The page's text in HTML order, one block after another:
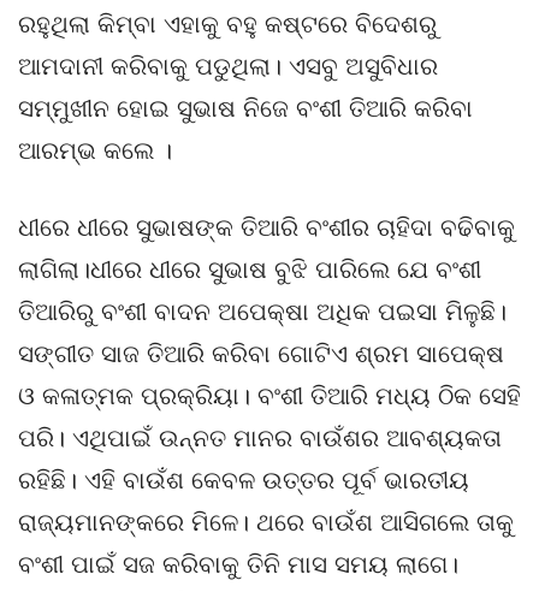
ରହୁଥିଲା କିମ୍ବା ଏହାକୁ ବହୁ କଷ୍ଟରେ ବିଦେଶରୁ
ଆମଦାନୀ କରିବାକୁ ପଡୁଥିଲା। ଏସବୁ ଅସୁବିଧାର
ସମ୍ମୁଖୀନ ହୋଇ ସୁଭାଷ ନିଜେ ବଂଶୀ ତିଆରି କରିବା
ଆରମ୍ଭ କଲେ ।
ଧୀରେ ଧୀରେ ସୁଭାଷଙ୍କ ତିଆରି ବଂଶୀର ଚାହିଦା ବଢିବାକୁ
ଲାଗିଲା।ଧୀରେ ଧୀରେ ସୁଭାଷ ବୁଝି ପାରିଲେ ଯେ ବଂଶୀ
ତିଆରିରୁ ବଂଶୀ ବାଦନ ଅପେକ୍ଷା ଅଧିକ ପଇସା ମିଳୁଛି।
ସଙ୍ଗୀତ ସାଜ ତିଆରି କରିବା ଗୋଟିଏ ଶ୍ରମ ସାପେକ୍ଷ
ଓ କଳାତ୍ମକ ପ୍ରକ୍ରିୟା। ବଂଶୀ ତିଆରି ମଧ୍ୟ ଠିକ ସେହି
ପରି। ଏଥିପାଇଁ ଉନ୍ନତ ମାନର ବାଉଁଶର ଆବଶ୍ୟକତା
ରହିଛି। ଏହି ବାଉଁଶ କେବଳ ଉତ୍ତର ପୂର୍ବ ଭାରତୀୟ
ରାଜ୍ୟମାନଙ୍କରେ ମିଳେ। ଥରେ ବାଉଁଶ ଆସିଗଲେ ତାକୁ
ବଂଶୀ ପାଇଁ ସଜ କରିବାକୁ ତିନି ମାସ ସମୟ ଲାଗେ।